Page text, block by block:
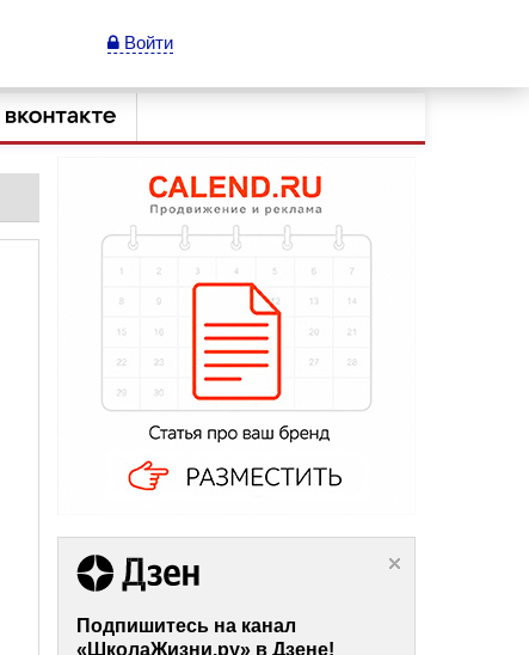
Войти
Подпишитесь на канал
«ШколаЖизни.ру» в Дзене!